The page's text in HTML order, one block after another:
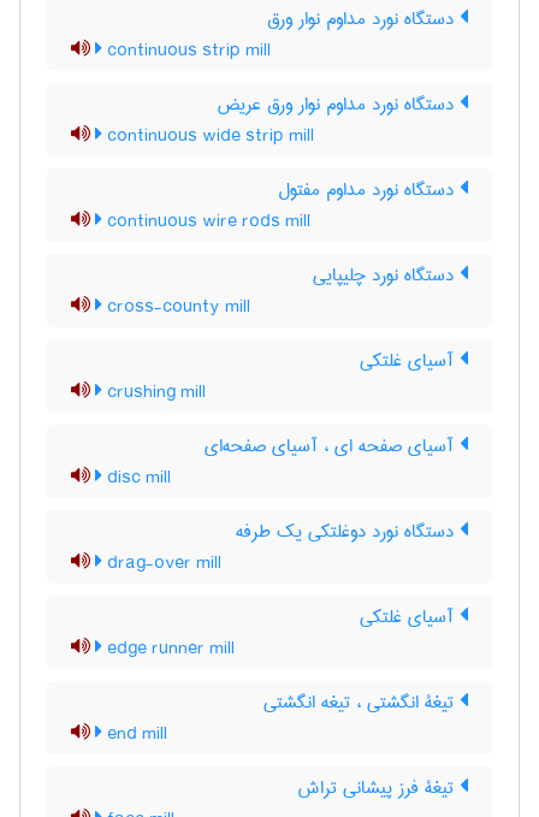
دستگاه نورد مداوم نوار ورق
continuous strip mill
دستگاه نورد مداوم نوار ورق عریض
continuous wide strip mill
دستگاه نورد مداوم مفتول
continuous wire rods mill
دستگاه نورد چلیپایی
cross-county mill
آسیای غلتکی
crushing mill
آسیای صفحه ای ، آسیای صفحه‌ای
disc mill
دستگاه نورد دوغلتکی یک طرفه
drag-over mill
آسیای غلتکی
edge runner mill
تیغۀ انگشتی ، تیغه انگشتی
end mill
تیغۀ فرز پیشانی تراش